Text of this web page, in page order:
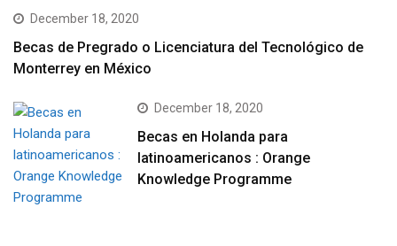
December 18, 2020
Becas de Pregrado o Licenciatura del Tecnológico de
Monterrey en México
December 18, 2020
Becas en Holanda para
latinoamericanos : Orange
Knowledge Programme